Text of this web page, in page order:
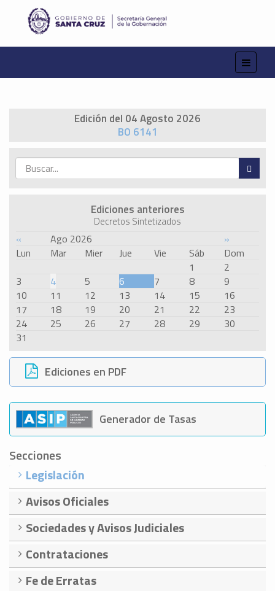
Edición del 04 Agosto 2026
BO 6141
Ediciones anteriores
Decretos Sintetizados
« Ago 2026
»
Lun
Mar Mier Jue Vie Sáb
Dom
1
2
3
4 5 6 7 8
9
10
11 12 13 14 15
16
17
18 19 20 21 22
23
24
25 26 27 28 29
30
31
Ediciones en PDF
Generador de Tasas
Secciones
Legislación
Avisos Oficiales
Sociedades y Avisos Judiciales
Contrataciones
Fe de Erratas